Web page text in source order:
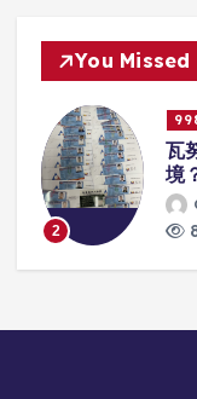
You Missed
3
瓦
学